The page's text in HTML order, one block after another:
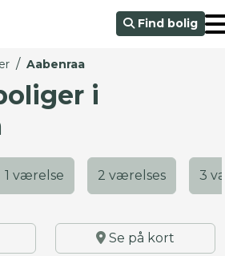
Find bolig
/ Aabenraa
i
1 værelse 2 værelses 3
Se på kort